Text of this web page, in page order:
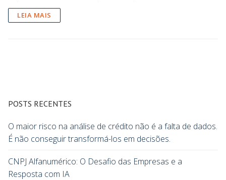
LEIA MAIS
POSTS RECENTES
O maior risco na análise de crédito não é a falta de dados.
É não conseguir transformá-los em decisões.
CNPJ Alfanumérico: O Desafio das Empresas e a
Resposta com IA